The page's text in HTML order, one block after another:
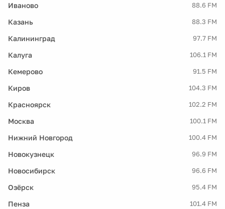
Иваново 88.6 FM
Казань 88.3 FM
Калининград 97.7 FM
Калуга 106.1 FM
Кемерово 91.5 FM
Киров 104.3 FM
Красноярск 102.2 FM
Москва 100.1 FM
Нижний Новгород 100.4 FM
Новокузнецк 96.9 FM
Новосибирск 96.6 FM
Озёрск 95.4 FM
Пенза 101.4 FM